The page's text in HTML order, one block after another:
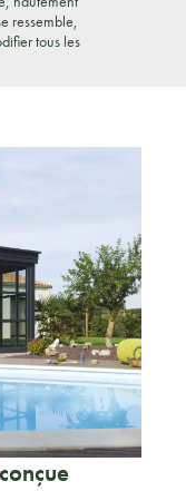
ressemble,
tous les